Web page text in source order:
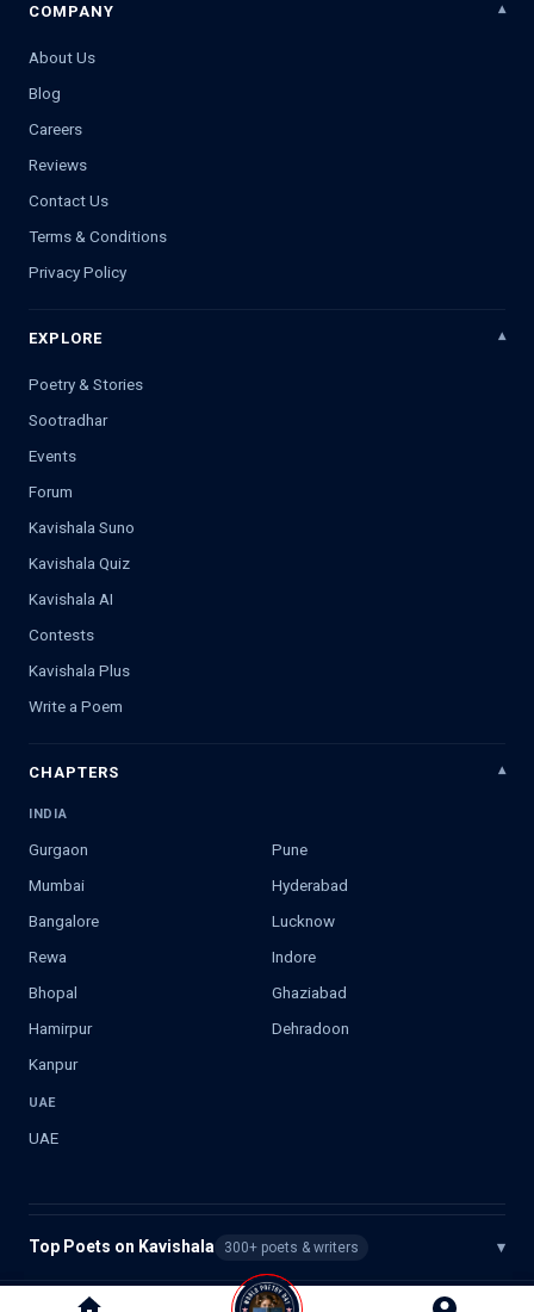
COMPANY
About Us
Blog
Careers
Reviews
Contact Us
Terms & Conditions
Privacy Policy
EXPLORE
Poetry & Stories
Sootradhar
Events
Forum
Kavishala Suno
Kavishala Quiz
Kavishala AI
Contests
Kavishala Plus
Write a Poem
CHAPTERS
INDIA
Gurgaon
Pune
Mumbai
Hyderabad
Bangalore
Lucknow
Rewa
Indore
Bhopal
Ghaziabad
Hamirpur
Dehradoon
Kanpur
UAE
UAE
Top Poets on Kavishala 300+ poets & writers ▾